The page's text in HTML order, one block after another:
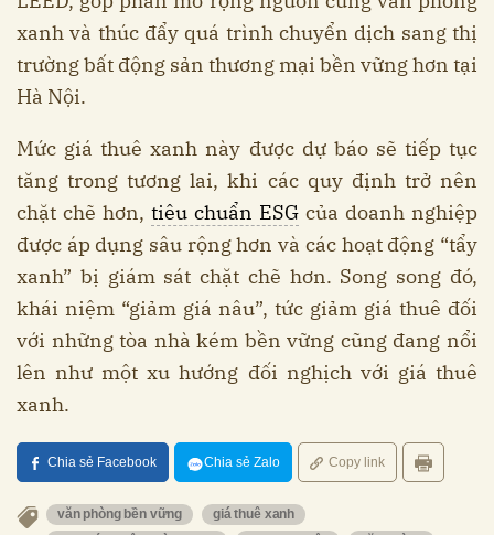
xanh và thúc đẩy quá trình chuyển dịch sang thị
trường bất động sản thương mại bền vững hơn tại
Hà Nội.
Mức giá thuê xanh này được dự báo sẽ tiếp tục
tăng trong tương lai, khi các quy định trở nên
chặt chẽ hơn, tiêu chuẩn ESG của doanh nghiệp
được áp dụng sâu rộng hơn và các hoạt động “tẩy
xanh” bị giám sát chặt chẽ hơn. Song song đó,
khái niệm “giảm giá nâu”, tức giảm giá thuê đối
với những tòa nhà kém bền vững cũng đang nổi
lên như một xu hướng đối nghịch với giá thuê
xanh.
Chia sẻ Facebook Chia sẻ Zalo Copy link
văn phòng bền vững
giá thuê xanh